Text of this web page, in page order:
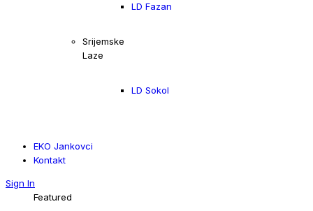
LD Fazan
Srijemske
Laze
LD Sokol
EKO Jankovci
Kontakt
Sign In
Featured